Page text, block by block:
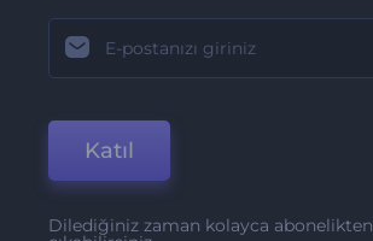
Katıl
Dilediğiniz zaman kolayca abonelikten